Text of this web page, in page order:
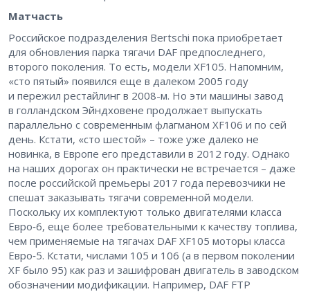
Матчасть
Российское подразделения Bertschi пока приобретает
для обновления парка тягачи DAF предпоследнего,
второго поколения. То есть, модели XF105. Напомним,
«сто пятый» появился еще в далеком 2005 году
и пережил рестайлинг в 2008-м. Но эти машины завод
в голландском Эйндховене продолжает выпускать
параллельно с современным флагманом XF106 и по сей
день. Кстати, «сто шестой» – ​тоже уже далеко не
новинка, в Европе его представили в 2012 году. Однако
на наших дорогах он практически не встречается – ​даже
после российской премьеры 2017 года перевозчики не
спешат заказывать тягачи современной модели.
Поскольку их комплектуют только двигателями класса
Евро‑6, еще более требовательными к качеству топлива,
чем применяемые на тягачах DAF XF105 моторы класса
Евро‑5. Кстати, числами 105 и 106 (а в первом поколении
XF было 95) как раз и зашифрован двигатель в заводском
обозначении модификации. Например, DAF FTP